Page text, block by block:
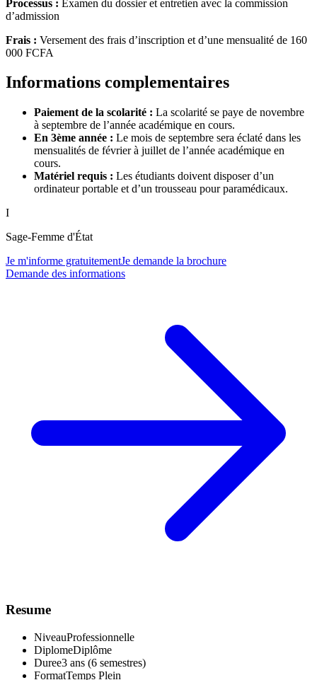
Processus : Examen du dossier et entretien avec la commission
d’admission
Frais : Versement des frais d’inscription et d’une mensualité de 160
000 FCFA
Informations complementaires
Paiement de la scolarité : La scolarité se paye de novembre
à septembre de l’année académique en cours.
En 3ème année : Le mois de septembre sera éclaté dans les
mensualités de février à juillet de l’année académique en
cours.
Matériel requis : Les étudiants doivent disposer d’un
ordinateur portable et d’un trousseau pour paramédicaux.
I
Sage-Femme d'État
Je m'informe gratuitementJe demande la brochure
Demande des informations
Resume
NiveauProfessionnelle
DiplomeDiplôme
Duree3 ans (6 semestres)
FormatTemps Plein